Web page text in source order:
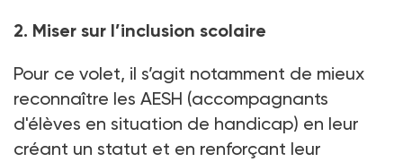
2. Miser sur l’inclusion scolaire
Pour ce volet, il s’agit notamment de mieux
reconnaître les AESH (accompagnants
d'élèves en situation de handicap) en leur
créant un statut et en renforçant leur